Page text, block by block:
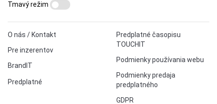
O nás / Kontakt
Pre inzerentov
BrandIT
Predplatné
Predplatné časopisu
TOUCHIT
Podmienky používania webu
Podmienky predaja
predplatného
GDPR
Tmavý režim